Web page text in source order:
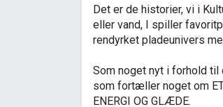
Det er de historier, vi i
eller vand, I spiller
rendyrket pladeunivers
Som noget nyt i forhold
som fortæller noget om
ENERGI OG GLÆDE.